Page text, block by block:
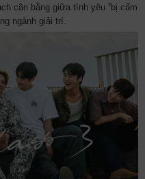
cân bằng giữa tình yêu ‟bị cấm
ngành giải trí.